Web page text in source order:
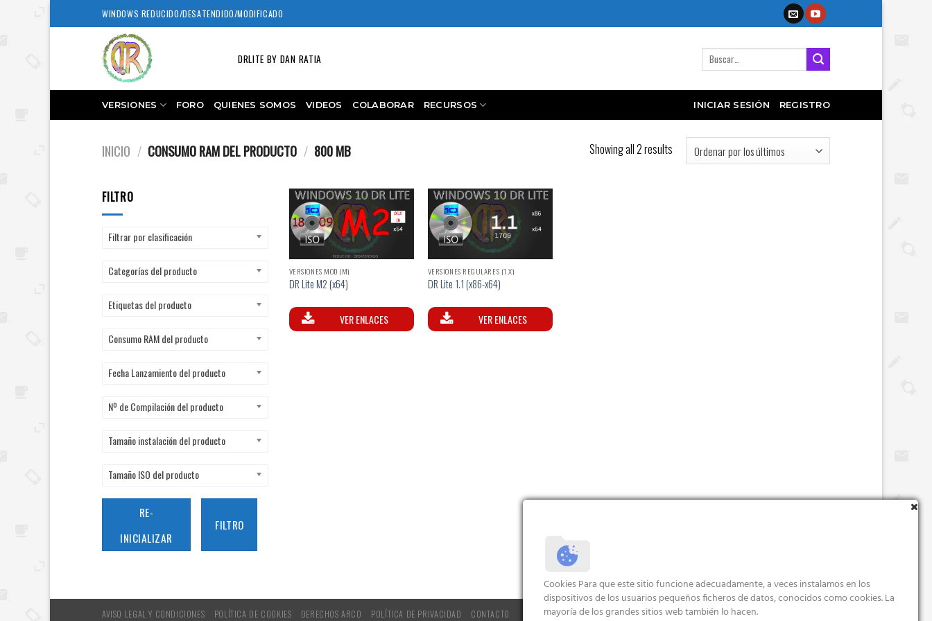
to
WINDOWS REDUCIDO/DESATENDIDO/MODIFICADO
DRLITE BY DAN RATIA
Buscar
por:
VERSIONES FORO QUIENES SOMOS VIDEOS COLABORAR RECURSOS INICIAR SESIÓN REGISTRO
INICIO / CONSUMO RAM DEL PRODUCTO / 800 MB Showing all 2 results
FILTRO
Filtrar por clasificación
Categorías del producto
Etiquetas del producto
Consumo RAM del producto
Fecha Lanzamiento del producto
Nº de Compilación del producto
Tamaño instalación del producto
Tamaño ISO del producto
RE-
INICIALIZAR
FILTRO
VERSIONES MOD (M)
DR Lite M2 (x64)
VER ENLACES
VERSIONES REGULARES (1.X)
DR Lite 1.1 (x86-x64)
VER ENLACES
AVISO LEGAL Y CONDICIONES POLÍTICA DE COOKIES DERECHOS ARCO POLÍTICA DE PRIVACIDAD CONTACTO
Cookies Para que este sitio funcione adecuadamente, a veces instalamos en los
dispositivos de los usuarios pequeños ficheros de datos, conocidos como cookies. La
mayoría de los grandes sitios web también lo hacen.